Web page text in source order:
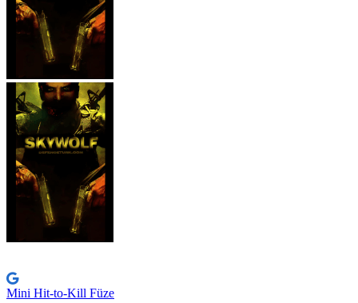
Mini Hit-to-Kill Füze